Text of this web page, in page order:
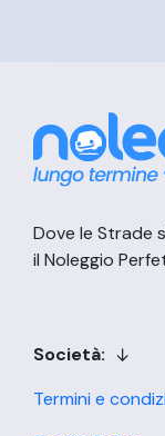
Dove le Strade
il Noleggio
Società:
Termini e